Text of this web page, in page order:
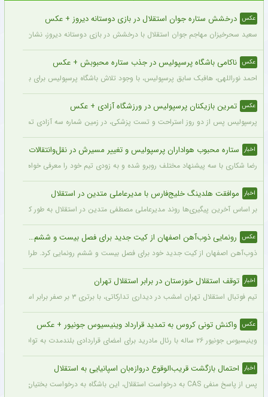
عکس درخشش ستاره جوان استقلال در بازی دوستانه دیروز + عکس
سعید سحرخیزان مهاجم جوان استقلال با درخشش در بازی دوستانه دیروز، نشان داد
عکس ناکامی باشگاه پرسپولیس در جذب ستاره محبوبش + عکس
احمد نوراللهی، هافبک سابق پرسپولیس، با وجود تلاش باشگاه پرسپولیس برای بازگشت
عکس تمرین بازیکنان پرسپولیس در ورزشگاه آزادی + عکس
پرسپولیس پس از دو روز استراحت و تست پزشکی، در زمین شماره سه آزادی تمرین کرد.
اخبار ستاره محبوب هواداران پرسپولیس و تغییر مسیرش در نقل‌وانتقالات
رضا شکاری با سه پیشنهاد مختلف روبرو شده و به زودی تیم خود را معرفی خواهد کرد.
اخبار موافقت هلدینگ خلیج‌فارس با مدیرعاملی متدین در استقلال
بر اساس آخرین پیگیری‌ها روند مدیرعاملی مصطفی متدین در استقلال به طور کامل
عکس رونمایی ذوب‌آهن اصفهان از کیت جدید برای فصل بیست و ششم + عکس
ذوب‌آهن اصفهان از کیت جدید خود برای فصل بیست و ششم رونمایی کرد. طراحی
اخبار توقف استقلال خوزستان در برابر استقلال تهران
تیم فوتبال استقلال تهران امشب در دیداری تدارکاتی، با برتری ۳ بر صفر برابر استقلال خوزستان، با دبل سعید سحرخیزان و گل یاسر آسانی پیروز شد.
عکس واکنش تونی کروس به تمدید قرارداد وینیسیوس جونیور + عکس
وینیسیوس جونیور ۲۶ ساله با رئال مادرید برای امضای قراردادی بلندمدت به توافق رسید که او را تا سال ۲۰۳۲ در سانتیاگو برنابئو نگه خواهد داشت و به شایعات درباره احتمال جدایی‌اش از این باشگاه پایان می‌دهد.
اخبار احتمال بازگشت قریب‌الوقوع دروازه‌بان اسپانیایی به استقلال
پس از پاسخ منفی CAS به درخواست استقلال، این باشگاه به درخواست بختیاری‌زاده قصد دارد قرارداد آنتونیو آدان، دروازه‌بان اسپانیایی فصل گذشته، را تمدید کند.